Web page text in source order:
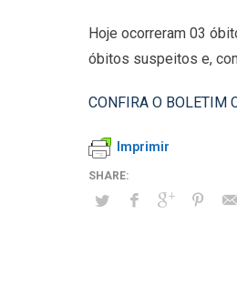
Hoje ocorreram 03
óbitos suspeitos e,
CONFIRA O BOLETIM
Imprimir